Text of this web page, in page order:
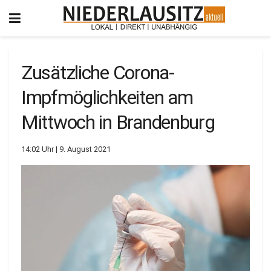
Zusätzliche Corona-
Impfmöglichkeiten am
Mittwoch in Brandenburg
14:02 Uhr | 9. August 2021